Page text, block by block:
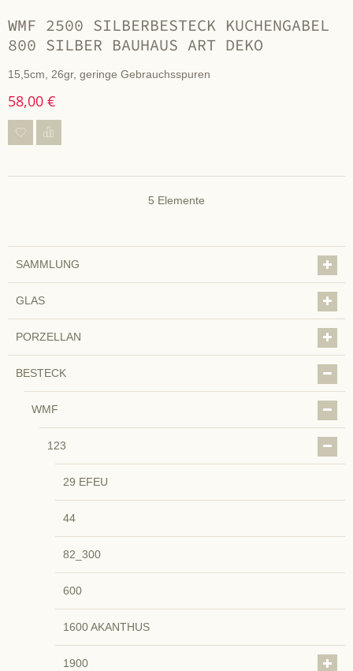
WMF 2500 SILBERBESTECK KUCHENGABEL
800 SILBER BAUHAUS ART DEKO
15,5cm, 26gr, geringe Gebrauchsspuren
58,00 €
5 Elemente
SAMMLUNG
GLAS
PORZELLAN
BESTECK
WMF
123
29 EFEU
44
82_300
600
1600 AKANTHUS
1900